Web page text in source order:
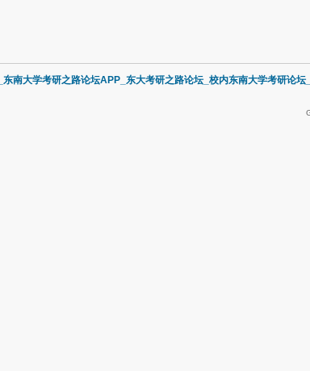
南大学考研之路论坛APP_东大考研之路论坛_校内东南大学考研论